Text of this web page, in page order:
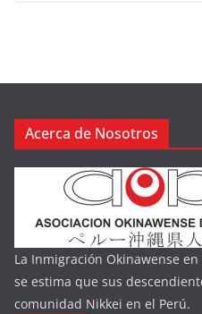
Acerca de Nosotros
La Inmigración Okinawense
se estima que sus
comunidad Nikkei en el Perú.